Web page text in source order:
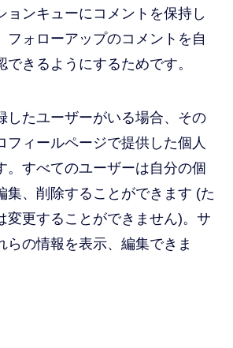
ョンキューにコメントを保持し
フォローアップのコメントを自
きるようにするためです。
したユーザーがいる場合、その
フィールページで提供した個人
。すべてのユーザーは自分の個
集、削除することができます (た
変更することができません)。サ
らの情報を表示、編集できま